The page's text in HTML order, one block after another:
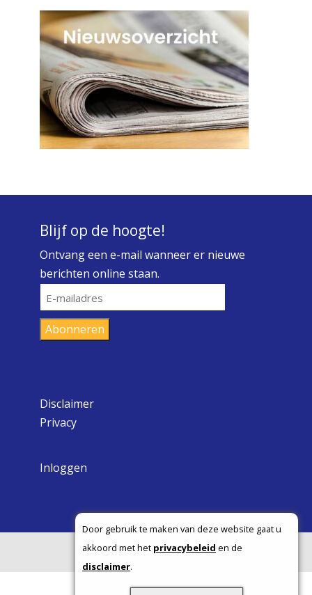
Door gebruik te maken van deze website gaat u
akkoord met het privacybeleid en de
disclaimer.
Blijf op de hoogte!
Ontvang een e-mail wanneer er nieuwe
berichten online staan.
E-
mailadres
Abonneren
Disclaimer
Privacy
Inloggen
Copyright ©